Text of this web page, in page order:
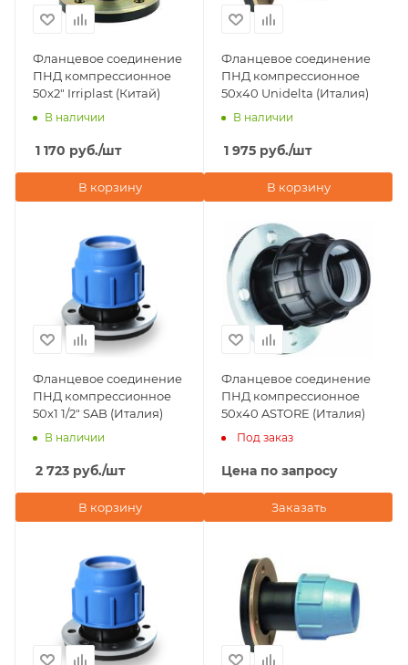
Фланцевое соединение
ПНД компрессионное
50х2" Irriplast (Китай)
В наличии
1 170 руб./шт
В корзину
Фланцевое соединение
ПНД компрессионное
50х40 Unidelta (Италия)
В наличии
1 975 руб./шт
В корзину
Фланцевое соединение
ПНД компрессионное
50х1 1/2" SAB (Италия)
В наличии
2 723 руб./шт
В корзину
Фланцевое соединение
ПНД компрессионное
50x40 ASTORE (Италия)
Под заказ
Цена по запросу
Заказать